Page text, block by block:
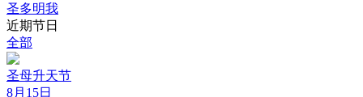
圣多明我
近期节日
全部
圣母升天节
8月15日